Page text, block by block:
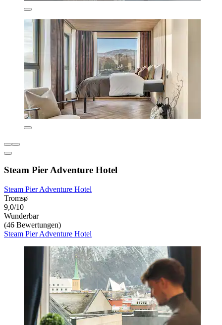
Steam Pier Adventure Hotel
Steam Pier Adventure Hotel
Tromsø
9,0/10
Wunderbar
(46 Bewertungen)
Steam Pier Adventure Hotel